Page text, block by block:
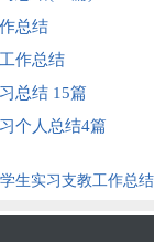
总结
作总结
总结 15篇
个人总结4篇
生实习支教工作总结